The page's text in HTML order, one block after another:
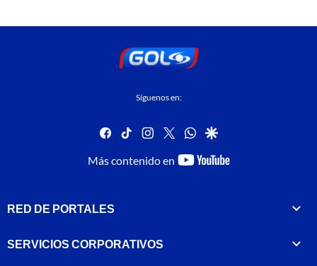
Síguenos en:
facebook
tiktok instagram
twitterwhatsapp
google
Más contenido en
youtube-
RED DE PORTALES
SERVICIOS CORPORATIVOS